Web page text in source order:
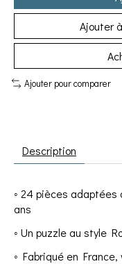
Ajouter
Ajouter pour comparer
Description
◦ 24 pièces
ans
◦ Un puzzle au style
◦ Fabriqué en